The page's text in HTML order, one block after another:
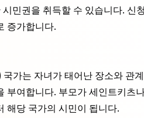
민권을 취득할 수 있습니다. 신
증가합니다.
가는 자녀가 태어난 장소와 관
여합니다. 부모가 세인트키츠
해당 국가의 시민이 됩니다.